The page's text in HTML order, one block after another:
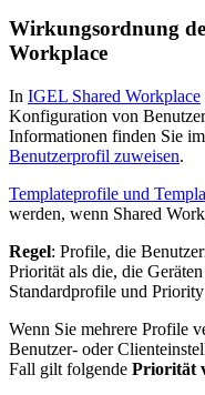
Wirkungsordnung
Workplace
In IGEL Shared Workplace
Konfiguration von
Informationen finden Sie
Benutzerprofil zuweisen.
Templateprofile und
werden, wenn Shared
Regel: Profile, die
Priorität als die, die
Standardprofile und
Wenn Sie mehrere Profile
Benutzer- oder
Fall gilt folgende Priorität